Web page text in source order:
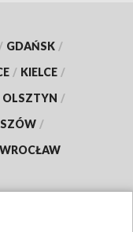
/ GDAŃSK /
/ KIELCE /
OLSZTYN /
/
WROCŁAW